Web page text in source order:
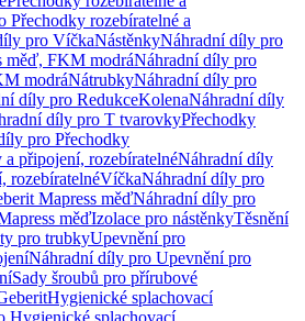
Přechodky rozebíratelné a
pro VíčkaNástěnkyNáhradní díly pro
měď, FKM modráNáhradní díly pro
modráNátrubkyNáhradní díly pro
díly pro RedukceKolenaNáhradní díly
díly pro T tvarovkyPřechodky
pro Přechodky
a připojení, rozebíratelnéNáhradní díly
rozebíratelnéVíčkaNáhradní díly pro
Mapress měďNáhradní díly pro
měďIzolace pro nástěnkyTěsnění
pro trubkyUpevnění pro
Náhradní díly pro Upevnění pro
Sady šroubů pro přírubové
Hygienické splachovací
Hygienické splachovací